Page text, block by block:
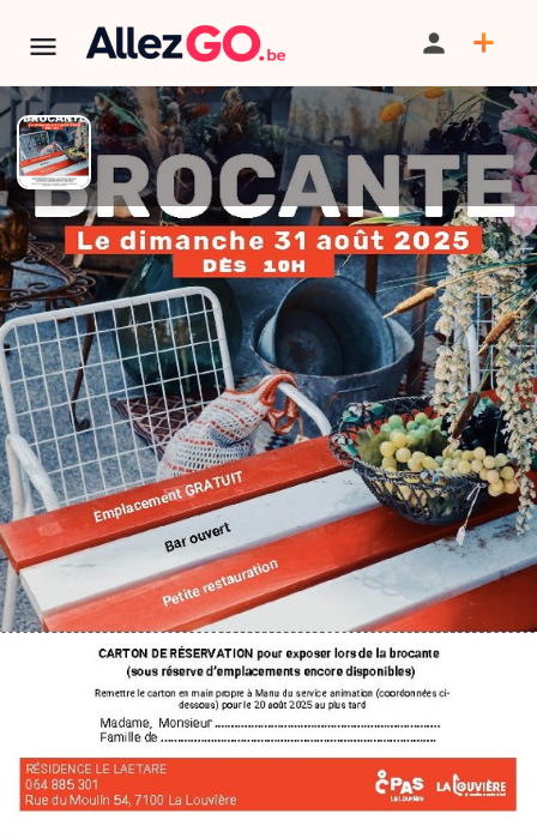
TERMINÉ:Cet événement est terminé. Retrouver d'autres
événements similaires ci-dessous ou dans notre annuaire.
Brocante DE LA Louvière
PARTAGER SAUVEGARDER SIGNALER
AU PROGRAMME
Nous avons le plaisir de vous convier à
notre brocante qui se tiendra le dimanche 31
août prochain à partir de 10h00.
Venez chiner et peut-être dénicher l’objet dont
vous rêvez, ou bien profitez-en pour vendre les
biens que vous souhaitez céder en complétant
le formulaire joint à ce courrier.